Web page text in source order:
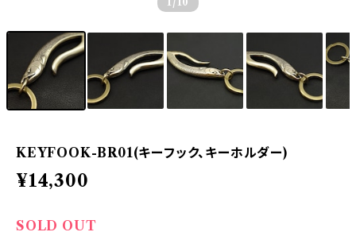
KEYFOOK-BR01(キーフック、キーホルダー)
¥14,300
SOLD OUT